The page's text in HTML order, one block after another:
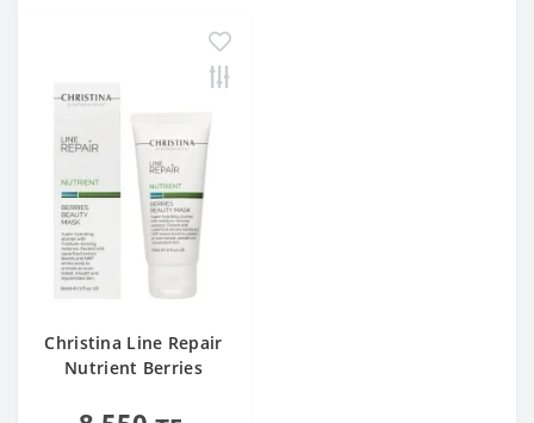
Christina Line Repair
Nutrient Berries